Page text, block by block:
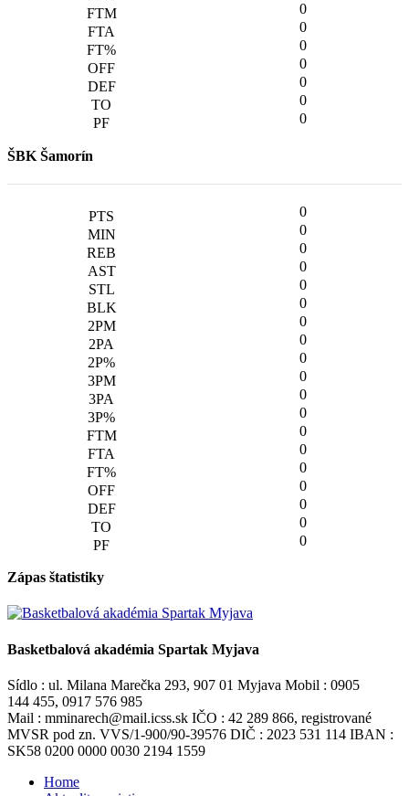
0
0
0
0
0
0
0
ŠBK Šamorín
0
0
0
0
0
0
0
0
0
0
0
0
0
0
0
0
0
0
0
Zápas štatistiky
Basketbalová akadémia Spartak Myjava
Sídlo : ul. Milana Marečka 293, 907 01 Myjava Mobil : 0905
144 455, 0917 576 985
Mail : mminarech@mail.icss.sk IČO : 42 289 866, registrované
MVSR pod zn. VVS/1-900/90-39576 DIČ : 2023 531 114 IBAN :
SK58 0200 0000 0030 2194 1559
Home